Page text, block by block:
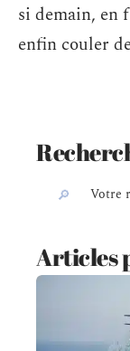
si demain, en
enfin couler
Articles